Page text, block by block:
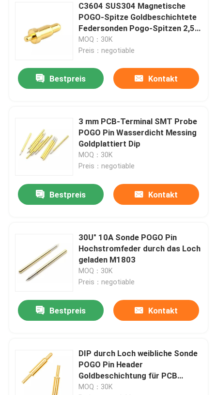
C3604 SUS304 Magnetische
POGO-Spitze Goldbeschichtete
Federsonden Pogo-Spitzen 2,5
mm Höhe
MOQ：30K
Preis：negotiable
Bestpreis Kontakt
3 mm PCB-Terminal SMT Probe
POGO Pin Wasserdicht Messing
Goldplattiert Dip
MOQ：30K
Preis：negotiable
Bestpreis Kontakt
30U" 10A Sonde POGO Pin
Hochstromfeder durch das Loch
geladen M1803
MOQ：30K
Preis：negotiable
Bestpreis Kontakt
DIP durch Loch weibliche Sonde
POGO Pin Header
Goldbeschichtung für PCB
Mount
MOQ：30K